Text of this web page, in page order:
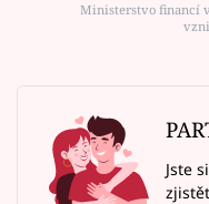
Ministerstvo financí
Jste